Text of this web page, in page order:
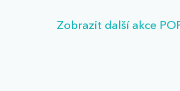
Zobrazit další akce